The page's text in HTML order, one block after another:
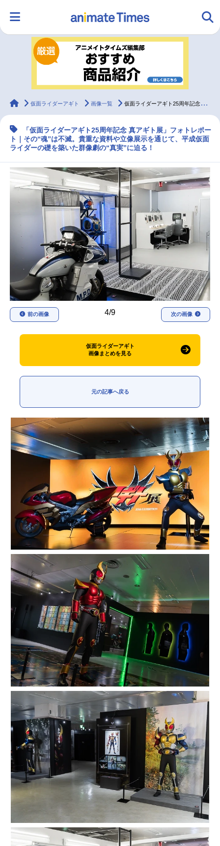
ランキング アニメ
ラジオ みんなの声
マンガ・ラノベ ゲーム・アプリ 音楽 コスプレ
2.5次元 配信・Vtuber トレンド 無料マンガ
最新記事一覧
アニメ記事一覧 声優記事一覧
アニメ映画一覧 実写化映画一覧
今期アニメ曜日別一覧
春アニメ 夏アニメ
秋アニメ 冬アニメ
男性声優/女性声優一覧
FOLLOW US
animateTimes
仮面ライダーアギト 画像一覧 仮面ライダーアギト25周年記念「真アギト展」フォトレポート
「仮面ライダーアギト25周年記念 真アギト展」フォトレポー
ト｜その“魂”は不滅。貴重な資料や立像展示を通じて、平成仮面
ライダーの礎を築いた群像劇の“真実”に迫る！
4/9
前の画像 次の画像
仮面ライダーアギト
画像まとめを見る
元の記事へ戻る